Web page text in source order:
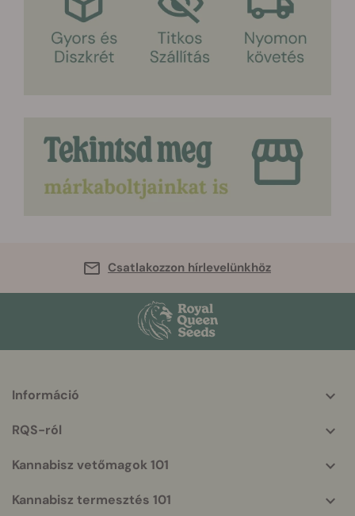
Csatlakozzon hírlevelünkhöz
info
Információ
RQS-ról
Kannabisz vetőmagok 101
Kannabisz termesztés 101